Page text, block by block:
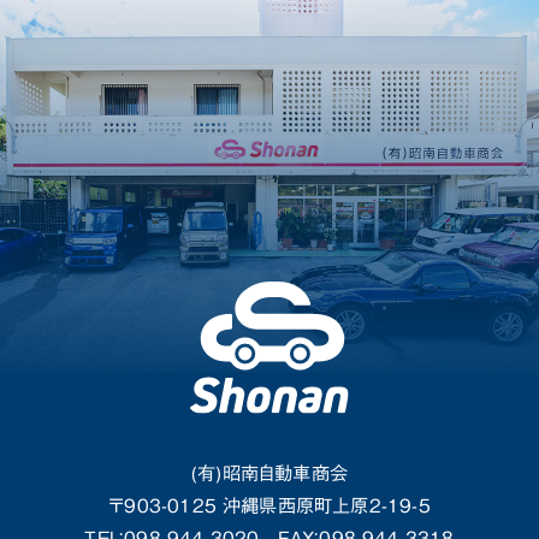
(有)昭南自動車商会
〒903-0125 沖縄県西原町上原2-19-5